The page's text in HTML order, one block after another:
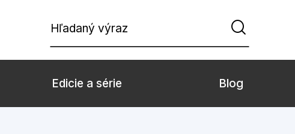
Hľadaný výraz
Edicie a série Blog